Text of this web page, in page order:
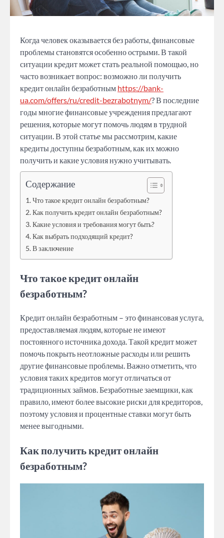
Когда человек оказывается без работы, финансовые
проблемы становятся особенно острыми. В такой
ситуации кредит может стать реальной помощью, но
часто возникает вопрос: возможно ли получить
кредит онлайн безработным https://bank-
ua.com/offers/ru/credit-bezrabotnym/? В последние
годы многие финансовые учреждения предлагают
решения, которые могут помочь людям в трудной
ситуации. В этой статье мы рассмотрим, какие
кредиты доступны безработным, как их можно
получить и какие условия нужно учитывать.
Содержание
Что такое кредит онлайн безработным?
Как получить кредит онлайн безработным?
Какие условия и требования могут быть?
Как выбрать подходящий кредит?
В заключение
Что такое кредит онлайн
безработным?
Кредит онлайн безработным – это финансовая услуга,
предоставляемая людям, которые не имеют
постоянного источника дохода. Такой кредит может
помочь покрыть неотложные расходы или решить
другие финансовые проблемы. Важно отметить, что
условия таких кредитов могут отличаться от
традиционных займов. Безработные заемщики, как
правило, имеют более высокие риски для кредиторов,
поэтому условия и процентные ставки могут быть
менее выгодными.
Как получить кредит онлайн
безработным?